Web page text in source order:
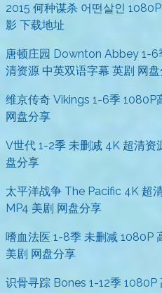
2015 何种谋杀 어떤살인
影 下载地址
唐顿庄园 Downton Abbey 1-6
清资源 中英双语字幕 英剧 网
维京传奇 Vikings 1-6季 1080P
网盘分享
V世代 1-2季 未删减 4K 超清资
盘分享
太平洋战争 The Pacific 4K 超
MP4 美剧 网盘分享
嗜血法医 1-8季 未删减 1080P
美剧 网盘分享
识骨寻踪 Bones 1-12季